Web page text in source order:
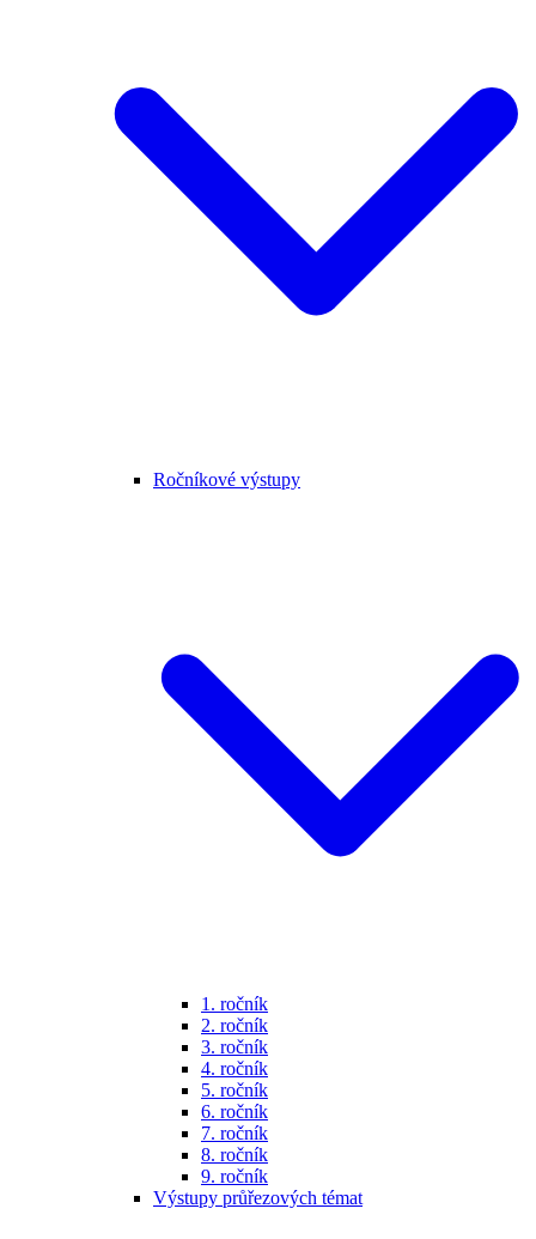
Ročníkové výstupy
1. ročník
2. ročník
3. ročník
4. ročník
5. ročník
6. ročník
7. ročník
8. ročník
9. ročník
Výstupy průřezových témat